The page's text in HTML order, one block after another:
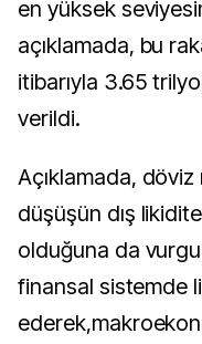
en yüksek
açıklamada, bu
itibarıyla 3.65
verildi.
Açıklamada,
düşüşün dış
olduğuna da
finansal sistemde